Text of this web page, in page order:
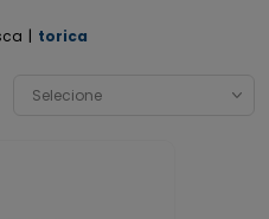
torica